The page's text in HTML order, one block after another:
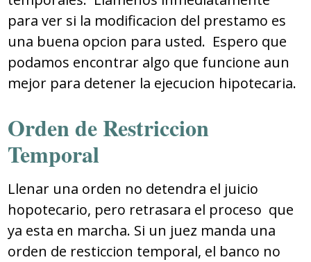
para ver si la modificacion del prestamo es
una buena opcion para usted. Espero que
podamos encontrar algo que funcione aun
mejor para detener la ejecucion hipotecaria.
Orden de Restriccion
Temporal
Llenar una orden no detendra el juicio
hopotecario, pero retrasara el proceso que
ya esta en marcha. Si un juez manda una
orden de resticcion temporal, el banco no